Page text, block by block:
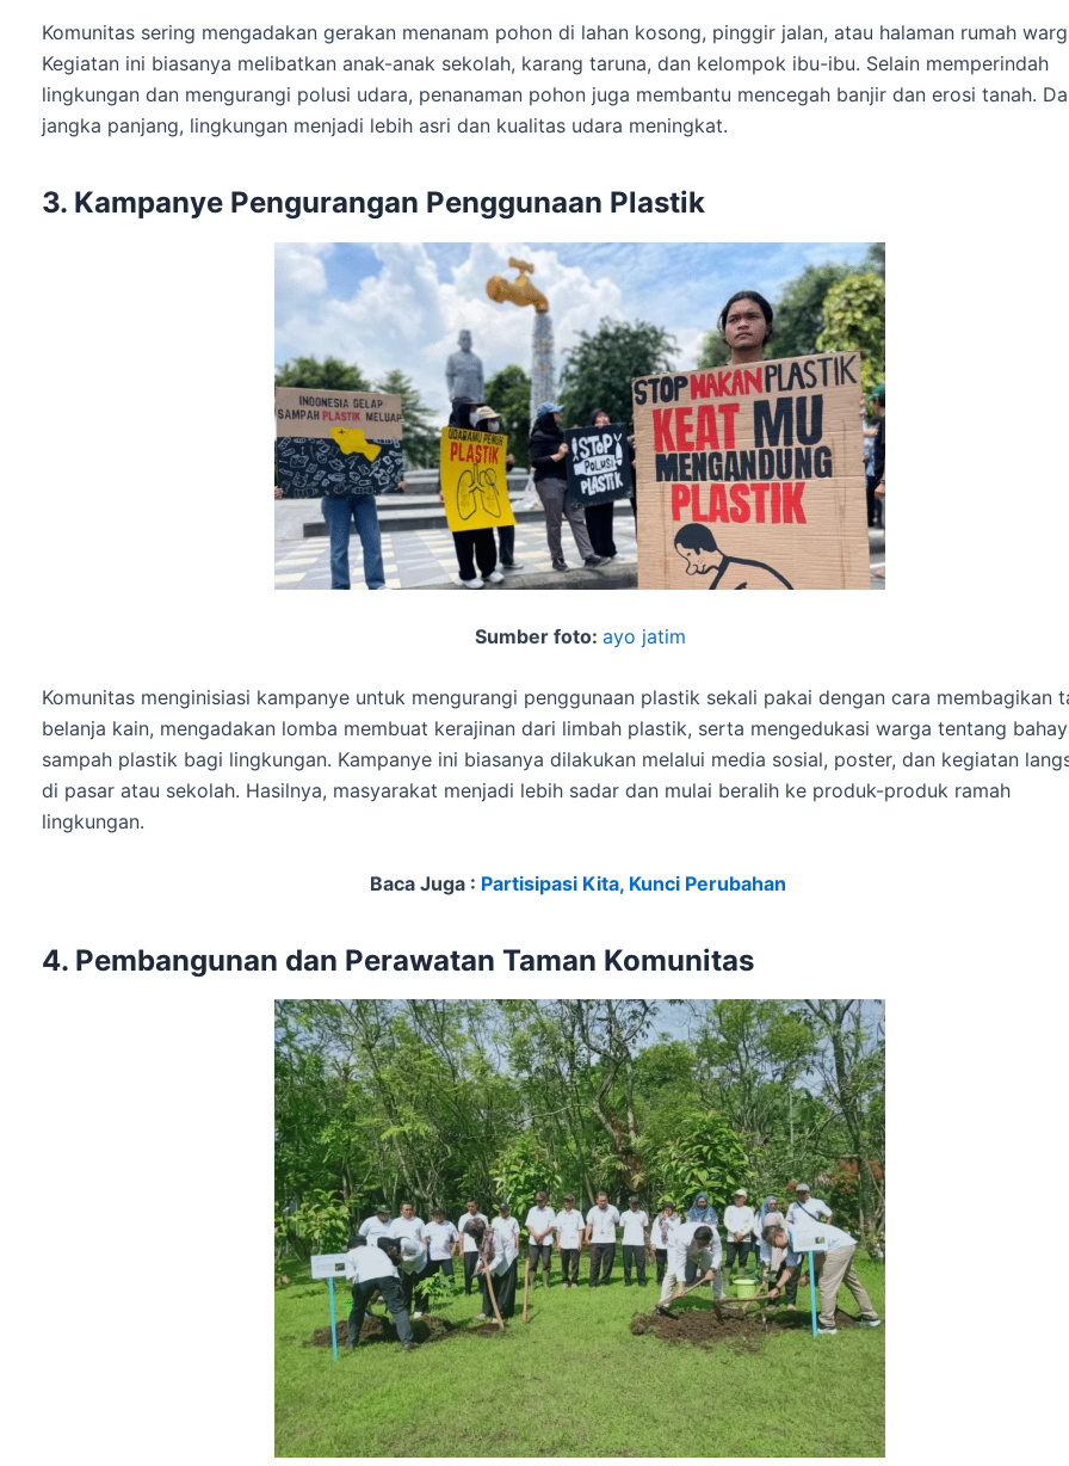
Komunitas sering mengadakan gerakan menanam pohon di lahan kosong, pinggir jalan, atau halaman rumah
Kegiatan ini biasanya melibatkan anak-anak sekolah, karang taruna, dan kelompok ibu-ibu. Selain memperindah
lingkungan dan mengurangi polusi udara, penanaman pohon juga membantu mencegah banjir dan erosi tanah.
jangka panjang, lingkungan menjadi lebih asri dan kualitas udara meningkat.
3. Kampanye Pengurangan Penggunaan Plastik
Sumber foto: ayo jatim
Komunitas menginisiasi kampanye untuk mengurangi penggunaan plastik sekali pakai dengan cara membagikan
belanja kain, mengadakan lomba membuat kerajinan dari limbah plastik, serta mengedukasi warga tentang
sampah plastik bagi lingkungan. Kampanye ini biasanya dilakukan melalui media sosial, poster, dan kegiatan
di pasar atau sekolah. Hasilnya, masyarakat menjadi lebih sadar dan mulai beralih ke produk-produk ramah
lingkungan.
Baca Juga : Partisipasi Kita, Kunci Perubahan
4. Pembangunan dan Perawatan Taman Komunitas